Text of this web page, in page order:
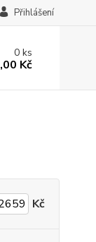
Přihlášení
0ks
Kč
Kč